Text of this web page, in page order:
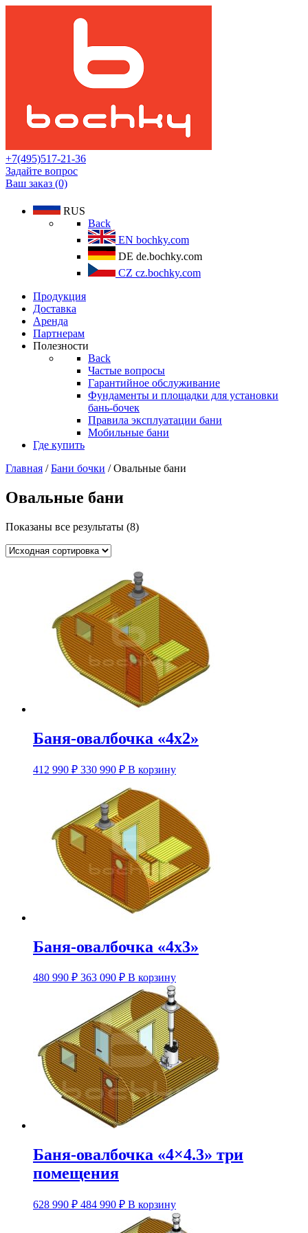
+7(495)517-21-36
Задайте вопрос
Ваш заказ (0)
RUS
Back
EN bochky.com
DE de.bochky.com
CZ cz.bochky.com
Продукция
Доставка
Аренда
Партнерам
Полезности
Back
Частые вопросы
Гарантийное обслуживание
Фундаменты и площадки для установки
бань-бочек
Правила эксплуатации бани
Мобильные бани
Где купить
Главная /Бани бочки / Овальные бани
Овальные бани
Показаны все результаты (8)
Баня-овалбочка «4х2»
412 990 ₽ 330 990 ₽ В корзинуЭтот
вариаций.
Опции
можно
выбрать
на
странице
товара.
Баня-овалбочка «4х3»
480 990 ₽ 363 090 ₽ В корзинуЭтот
товар
имеет
несколько
вариаций.
Опции
можно
выбрать
на
странице
товара.
Баня-овалбочка «4×4.3» три
помещения
628 990 ₽ 484 990 ₽ В корзинуЭтот
товар
имеет